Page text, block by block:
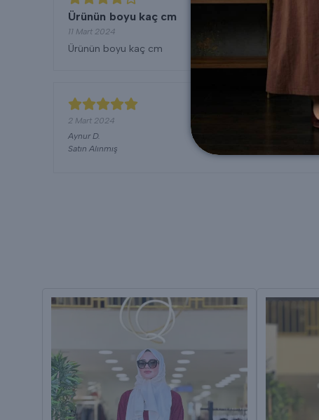
Ürünün boyu kaç cm
11 Mart 2024
Ürünün boyu kaç cm
2 Mart 2024
Aynur D.
Satın Alınmış